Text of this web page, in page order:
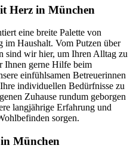
Herz in München
eine breite Palette von
im Haushalt. Vom Putzen über
sind wir hier, um Ihren Alltag zu
Ihnen gerne Hilfe beim
einfühlsamen Betreuerinnen
individuellen Bedürfnisse zu
Zuhause rundum geborgen
langjährige Erfahrung und
sorgen.
München